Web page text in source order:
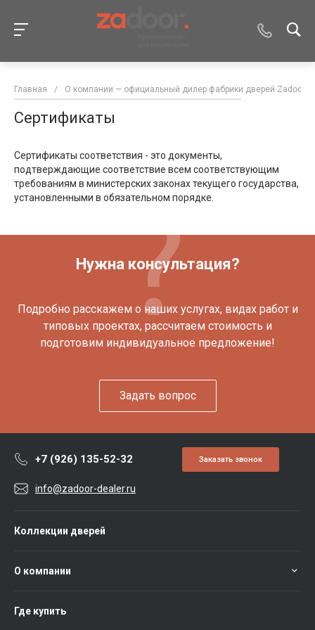
Главная / О компании — официальный дилер фабрики дверей Zadoor
Сертификаты
Сертификаты соответствия - это документы,
подтверждающие соответствие всем соответствующим
требованиям в министерских законах текущего государства,
установленными в обязательном порядке.
Нужна консультация?
Подробно расскажем о наших услугах, видах работ и
типовых проектах, рассчитаем стоимость и
подготовим индивидуальное предложение!
Задать вопрос
+7 (926) 135-52-32 Заказать звонок
info@zadoor-dealer.ru
Коллекции дверей
О компании
Где купить